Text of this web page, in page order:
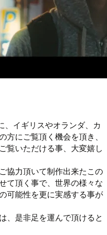
、イギリスやオランダ、カ
にご覧頂く機会を頂き、
覧いただける事、大変嬉し
協力頂いて制作出来たこの
て頂く事で、世界の様々な
可能性を更に実感する事が
、是非足を運んで頂けると